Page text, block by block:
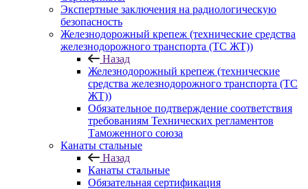
Экспертные заключения на радиологическую
безопасность
Железнодорожный крепеж (технические средства
железнодорожного транспорта (ТС ЖТ))
Назад
Железнодорожный крепеж (технические
средства железнодорожного транспорта (ТС
ЖТ))
Обязательное подтверждение соответствия
требованиям Технических регламентов
Таможенного союза
Канаты стальные
Назад
Канаты стальные
Обязательная сертификация